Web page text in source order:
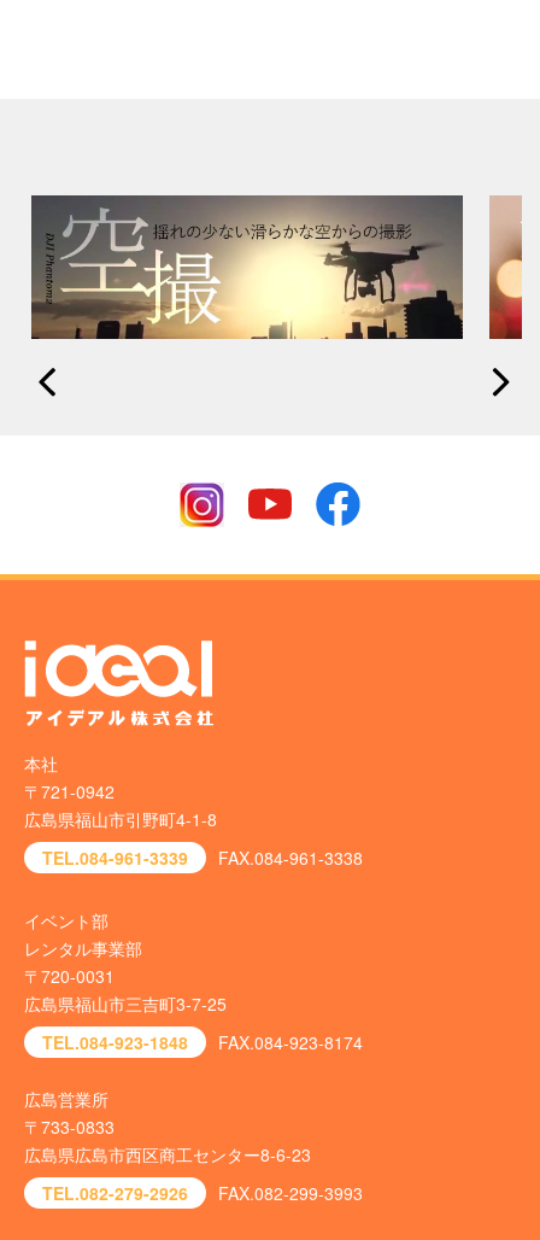
本社
〒721-0942
広島県福山市引野町4-1-8
TEL.084-961-3339
FAX.084-961-3338
イベント部
レンタル事業部
〒720-0031
広島県福山市三吉町3-7-25
TEL.084-923-1848
FAX.084-923-8174
広島営業所
〒733-0833
広島県広島市西区商工センター8-6-23
TEL.082-279-2926
FAX.082-299-3993